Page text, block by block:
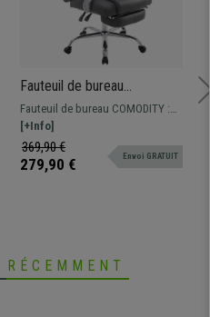
Fauteuil de bureau
COMODITY, Repose-pieds
Extensible, en Cuir, Gris
Fauteuil de bureau COMODITY :
inclinable, avec repose-pieds
extensible. Si vous recherchez
confort et qualité, ce fauteuil est
[+Info]
369,90 €
279,90 € Envoi GRATUIT
RÉCEMMENT